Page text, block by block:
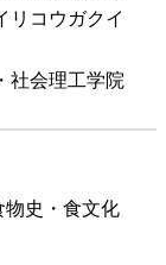
リコウガクイ
社会理工学院
物史・食文化